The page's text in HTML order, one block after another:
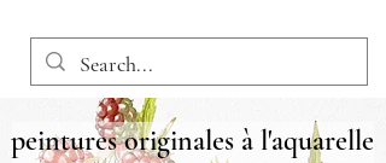
peintures originales à l'aquarelle